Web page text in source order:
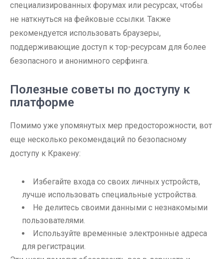
специализированных форумах или ресурсах, чтобы
не наткнуться на фейковые ссылки. Также
рекомендуется использовать браузеры,
поддерживающие доступ к тор-ресурсам для более
безопасного и анонимного серфинга.
Полезные советы по доступу к
платформе
Помимо уже упомянутых мер предосторожности, вот
еще несколько рекомендаций по безопасному
доступу к Кракену:
Избегайте входа со своих личных устройств,
лучше использовать специальные устройства.
Не делитесь своими данными с незнакомыми
пользователями.
Используйте временные электронные адреса
для регистрации.